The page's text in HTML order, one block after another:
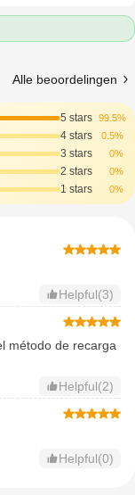
Alle beoordelingen
5 stars 99.5%
4 stars 0.5%
3 stars 0%
2 stars 0%
1 stars 0%
Helpful(3)
método de recarga
Helpful(2)
Helpful(0)